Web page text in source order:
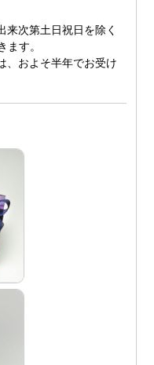
来次第土日祝日を除く
ます。
、およそ半年でお受け